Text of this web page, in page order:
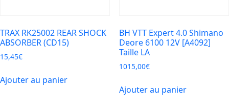
TRAX RK25002 REAR SHOCK
ABSORBER (CD15)
15,45€
Ajouter au panier
BH VTT Expert 4.0 Shimano
Deore 6100 12V [A4092]
Taille LA
1015,00€
Ajouter au panier